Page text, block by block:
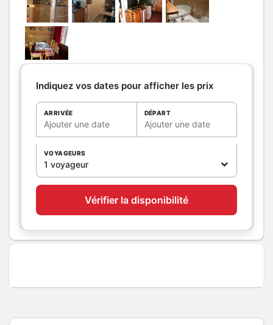
large 1 couette 2 personnes 2
taies oreillers
Salle de
bains/Salle
d'eau
Salle(s) de bains (avec baignoire):
meuble lavabo glace
WC WC:1
Cuisine
Cuisine
Appareil à raclette
Media
Télévision
Indiquez vos dates pour afficher les prix
ARRIVÉE
Ajouter une date
DÉPART
Ajouter une date
VOYAGEURS
1 voyageur
Vérifier la disponibilité